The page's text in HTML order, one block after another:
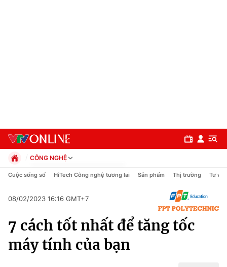
Chính trị
CÔNG NGHỆ
Chính trị
Pháp luật
Thể thao
Truyền hình
Văn hóa - Giải trí
Cuộc sống số HiTech Công nghệ tương lai Sản phẩm Thị trường Tư vấn
08/02/2023 16:16 GMT+7
7 cách tốt nhất để tăng tốc
máy tính của bạn